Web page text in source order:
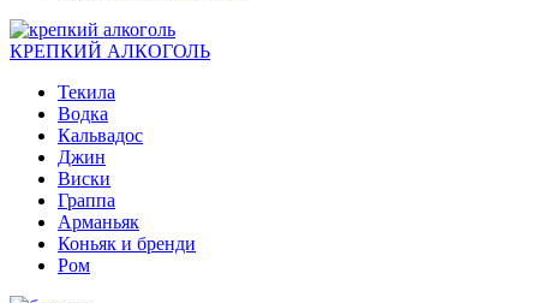
КРЕПКИЙ АЛКОГОЛЬ
Текила
Водка
Кальвадос
Джин
Виски
Граппа
Арманьяк
Коньяк и бренди
Ром